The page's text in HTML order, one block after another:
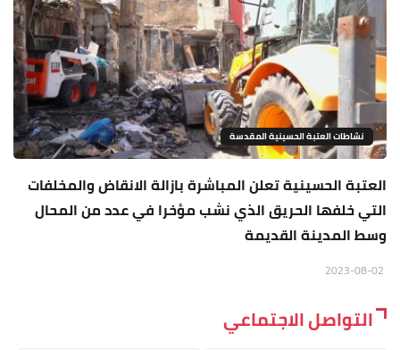
نشاطات العتبة الحسينية المقدسة
العتبة الحسينية تعلن المباشرة بازالة الانقاض والمخلفات
التي خلفها الحريق الذي نشب مؤخرا في عدد من المحال
وسط المدينة القديمة
التواصل الاجتماعي